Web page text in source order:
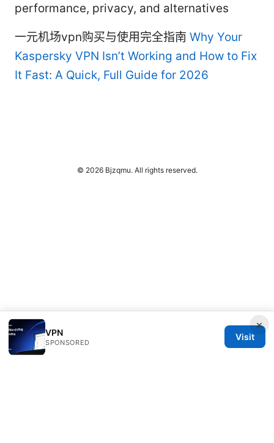
performance, privacy, and alternatives
一元机场vpn购买与使用完全指南 Why Your
Kaspersky VPN Isn’t Working and How to Fix
It Fast: A Quick, Full Guide for 2026
×
VPN
SPONSORED
Visit
© 2026 Bjzqmu. All rights reserved.